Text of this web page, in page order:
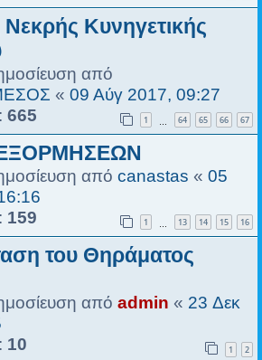
Νεκρής Κυνηγετικής
από
« 09 Αύγ 2017, 09:27
665 1 64 65 66 67
από canastas « 05
159 1 … 13 14 15 16
του Θηράματος
από admin « 23 Δεκ
10 1 2